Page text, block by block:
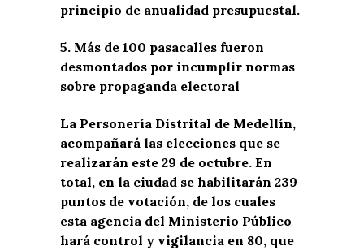
principio de anualidad presupuestal.
5. Más de 100 pasacalles fueron
desmontados por incumplir normas
sobre propaganda electoral
La Personería Distrital de Medellín,
acompañará las elecciones que se
realizarán este 29 de octubre. En
total, en la ciudad se habilitarán 239
puntos de votación, de los cuales
esta agencia del Ministerio Público
hará control y vigilancia en 80, que